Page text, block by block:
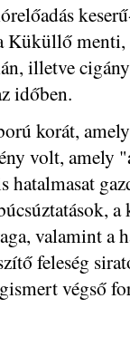
menti,
illetve
időben.
korát,
volt, amely
a
valamint a
feleség
végső